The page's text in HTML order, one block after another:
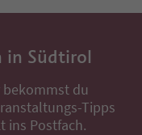
in Südtirol
du
Tipps
ins Postfach.